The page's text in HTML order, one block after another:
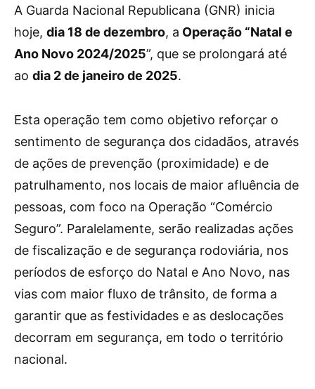
A Guarda Nacional Republicana (GNR) inicia
hoje, dia 18 de dezembro, a Operação “Natal e
Ano Novo 2024/2025”, que se prolongará até
ao dia 2 de janeiro de 2025.
Esta operação tem como objetivo reforçar o
sentimento de segurança dos cidadãos, através
de ações de prevenção (proximidade) e de
patrulhamento, nos locais de maior afluência de
pessoas, com foco na Operação “Comércio
Seguro”. Paralelamente, serão realizadas ações
de fiscalização e de segurança rodoviária, nos
períodos de esforço do Natal e Ano Novo, nas
vias com maior fluxo de trânsito, de forma a
garantir que as festividades e as deslocações
decorram em segurança, em todo o território
nacional.